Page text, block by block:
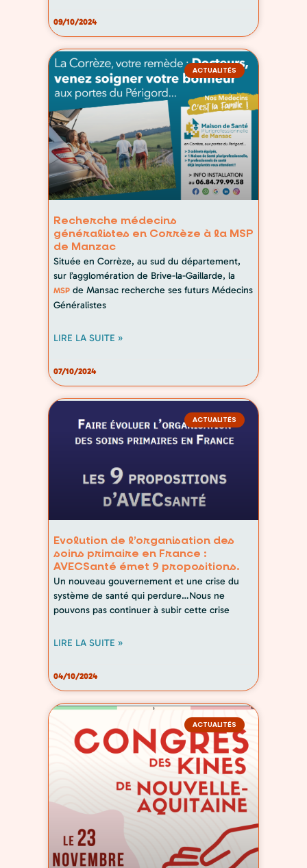
09/10/2024
ACTUALITÉS
Recherche médecins
généralistes en Corrèze à la MSP
de Manzac
Située en Corrèze, au sud du département,
sur l’agglomération de Brive-la-Gaillarde, la
MSP de Mansac recherche ses futurs Médecins
Généralistes
LIRE LA SUITE »
07/10/2024
ACTUALITÉS
Evolution de l’organisation des
soins primaire en France :
AVECSanté émet 9 propositions.
Un nouveau gouvernement et une crise du
système de santé qui perdure…Nous ne
pouvons pas continuer à subir cette crise
LIRE LA SUITE »
04/10/2024
ACTUALITÉS